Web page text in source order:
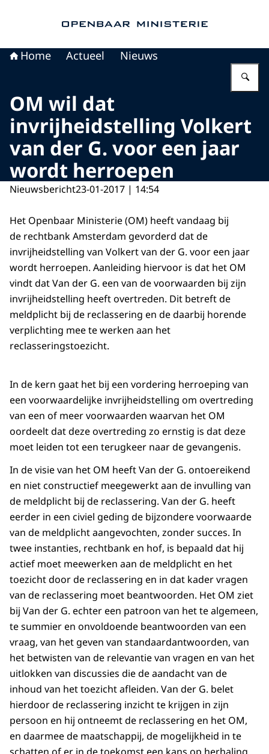
Home Actueel Nieuws
OM wil dat
invrijheidstelling Volkert
van der G. voor een jaar
wordt herroepen
Nieuwsbericht23-01-2017 | 14:54
Het Openbaar Ministerie (OM) heeft vandaag bij
de rechtbank Amsterdam gevorderd dat de
invrijheidstelling van Volkert van der G. voor een jaar
wordt herroepen. Aanleiding hiervoor is dat het OM
vindt dat Van der G. een van de voorwaarden bij zijn
invrijheidstelling heeft overtreden. Dit betreft de
meldplicht bij de reclassering en de daarbij horende
verplichting mee te werken aan het
reclasseringstoezicht.
In de kern gaat het bij een vordering herroeping van
een voorwaardelijke invrijheidstelling om overtreding
van een of meer voorwaarden waarvan het OM
oordeelt dat deze overtreding zo ernstig is dat deze
moet leiden tot een terugkeer naar de gevangenis.
In de visie van het OM heeft Van der G. ontoereikend
en niet constructief meegewerkt aan de invulling van
de meldplicht bij de reclassering. Van der G. heeft
eerder in een civiel geding de bijzondere voorwaarde
van de meldplicht aangevochten, zonder succes. In
twee instanties, rechtbank en hof, is bepaald dat hij
actief moet meewerken aan de meldplicht en het
toezicht door de reclassering en in dat kader vragen
van de reclassering moet beantwoorden. Het OM ziet
bij Van der G. echter een patroon van het te algemeen,
te summier en onvoldoende beantwoorden van een
vraag, van het geven van standaardantwoorden, van
het betwisten van de relevantie van vragen en van het
uitlokken van discussies die de aandacht van de
inhoud van het toezicht afleiden. Van der G. belet
hierdoor de reclassering inzicht te krijgen in zijn
persoon en hij ontneemt de reclassering en het OM,
en daarmee de maatschappij, de mogelijkheid in te